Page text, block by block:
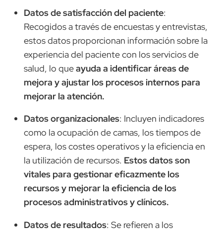
Datos de satisfacción del paciente:
Recogidos a través de encuestas y entrevistas,
estos datos proporcionan información sobre la
experiencia del paciente con los servicios de
salud, lo queayuda a identificar áreas de
mejora y ajustar los procesos internos para
mejorar la atención.
Datos organizacionales: Incluyen indicadores
como la ocupación de camas, los tiempos de
espera, los costes operativos y la eficiencia en
la utilización de recursos. Estos datos son
vitales para gestionar eficazmente los
recursos y mejorar la eficiencia de los
procesos administrativos y clínicos.
Datos de resultados: Se refieren a los